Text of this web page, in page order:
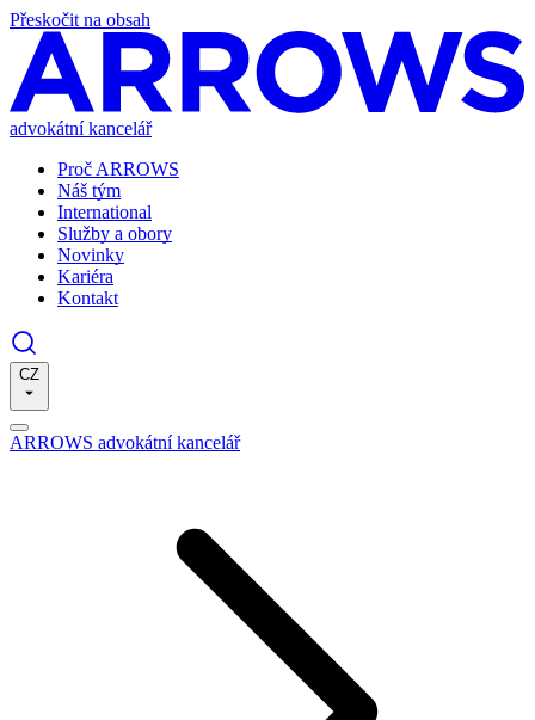
Přeskočit na obsah
advokátní kancelář
Proč ARROWS
Náš tým
International
Služby a obory
Novinky
Kariéra
Kontakt
CZ
ARROWS advokátní kancelář